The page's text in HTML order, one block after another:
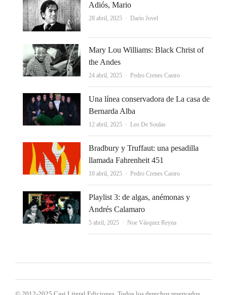
Adiós, Mario
28 abril, 2025 Autor
Darío Jovel
Mary Lou Williams: Black Christ of
the Andes
24 abril, 2025 Autor
Pedro Crenes Castro
Una línea conservadora de La casa de
Bernarda Alba
12 abril, 2025 Autor
Leo De Soulas
Bradbury y Truffaut: una pesadilla
llamada Fahrenheit 451
10 abril, 2025 Autor
Pedro Crenes Castro
Playlist 3: de algas, anémonas y
Andrés Calamaro
5 abril, 2025 Autor
Noe Vásquez Reyna